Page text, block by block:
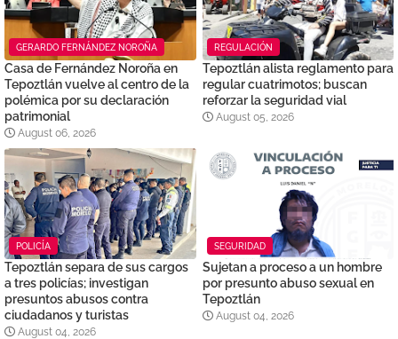
GERARDO FERNÁNDEZ NOROÑA
Casa de Fernández Noroña en
Tepoztlán vuelve al centro de la
polémica por su declaración
patrimonial
August 06, 2026
REGULACIÓN
Tepoztlán alista reglamento para
regular cuatrimotos; buscan
reforzar la seguridad vial
August 05, 2026
POLICÍA
Tepoztlán separa de sus cargos
a tres policías; investigan
presuntos abusos contra
ciudadanos y turistas
August 04, 2026
SEGURIDAD
Sujetan a proceso a un hombre
por presunto abuso sexual en
Tepoztlán
August 04, 2026